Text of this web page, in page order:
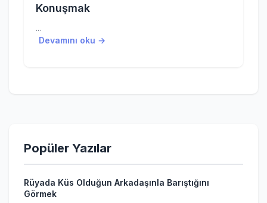
Konuşmak
...
Devamını oku →
Popüler Yazılar
Rüyada Küs Olduğun Arkadaşınla Barıştığını
Görmek